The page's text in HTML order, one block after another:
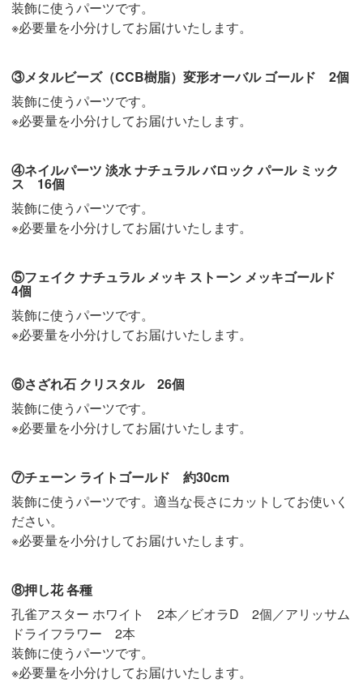
装飾に使うパーツです。
※必要量を小分けしてお届けいたします。
③メタルビーズ（CCB樹脂）変形オーバル ゴールド 2個
装飾に使うパーツです。
※必要量を小分けしてお届けいたします。
④ネイルパーツ 淡水 ナチュラル バロック パール ミック
ス 16個
装飾に使うパーツです。
※必要量を小分けしてお届けいたします。
⑤フェイク ナチュラル メッキ ストーン メッキゴールド
4個
装飾に使うパーツです。
※必要量を小分けしてお届けいたします。
⑥さざれ石 クリスタル 26個
装飾に使うパーツです。
※必要量を小分けしてお届けいたします。
⑦チェーン ライトゴールド 約30cm
装飾に使うパーツです。適当な長さにカットしてお使いく
ださい。
※必要量を小分けしてお届けいたします。
⑧押し花 各種
孔雀アスター ホワイト 2本／ビオラD 2個／アリッサム
ドライフラワー 2本
装飾に使うパーツです。
※必要量を小分けしてお届けいたします。